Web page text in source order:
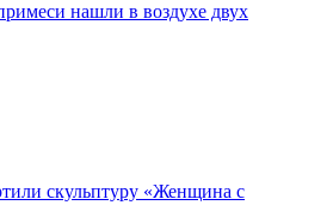
нашли в воздухе двух
скульптуру «Женщина с